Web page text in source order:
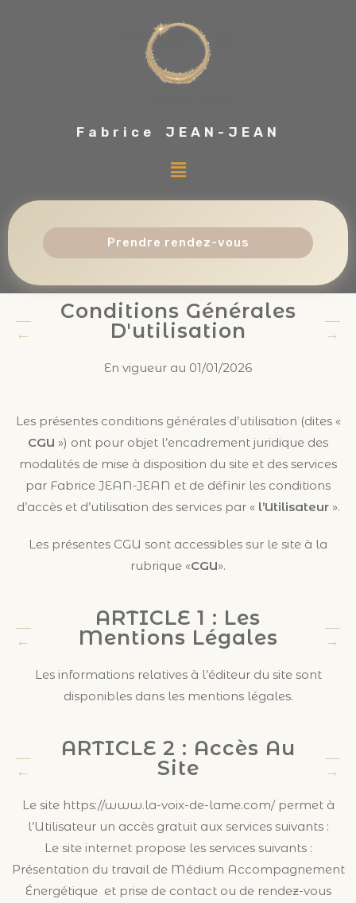
Fabrice JEAN-JEAN
Prendre rendez-vous
Conditions Générales
D'utilisation
En vigueur au 01/01/2026
Les présentes conditions générales d’utilisation (dites «
CGU ») ont pour objet l’encadrement juridique des
modalités de mise à disposition du site et des services
par Fabrice JEAN-JEAN et de définir les conditions
d’accès et d’utilisation des services par « l’Utilisateur ».
Les présentes CGU sont accessibles sur le site à la
rubrique «CGU».
ARTICLE 1 : Les
Mentions Légales
Les informations relatives à l’éditeur du site sont
disponibles dans les mentions légales.
ARTICLE 2 : Accès Au
Site
Le site https://www.la-voix-de-lame.com/ permet à
l’Utilisateur un accès gratuit aux services suivants :
Le site internet propose les services suivants :
Présentation du travail de Médium Accompagnement
Énergétique et prise de contact ou de rendez-vous